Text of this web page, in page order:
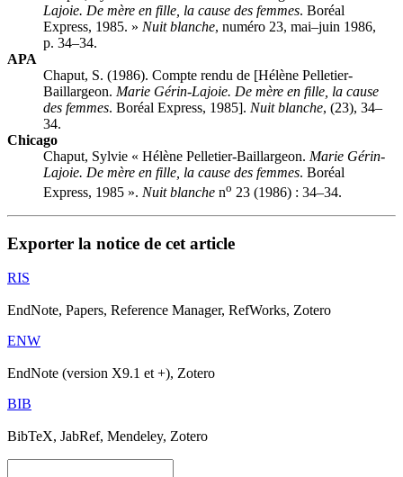
Lajoie. De mère en fille, la cause des femmes. Boréal
Express, 1985. » Nuit blanche, numéro 23, mai–juin 1986,
p. 34–34.
APA
Chaput, S. (1986). Compte rendu de [Hélène Pelletier-
Baillargeon. Marie Gérin-Lajoie. De mère en fille, la cause
des femmes. Boréal Express, 1985]. Nuit blanche, (23), 34–
34.
Chicago
Chaput, Sylvie « Hélène Pelletier-Baillargeon. Marie Gérin-
Lajoie. De mère en fille, la cause des femmes. Boréal
Express, 1985 ». Nuit blanche no 23 (1986) : 34–34.
Exporter la notice de cet article
RIS
EndNote, Papers, Reference Manager, RefWorks, Zotero
ENW
EndNote (version X9.1 et +), Zotero
BIB
BibTeX, JabRef, Mendeley, Zotero